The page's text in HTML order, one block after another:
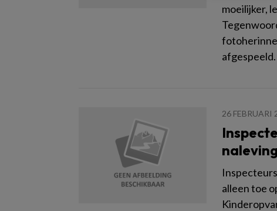
moeilijker,
26 FEBRUARI
alleen toe